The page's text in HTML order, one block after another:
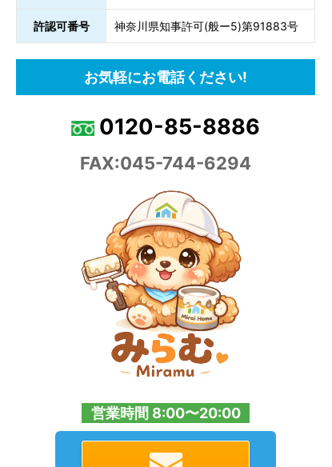
許認可番号 神奈川県知事許可(般ー5)第91883号
お気軽にお電話ください!
0120-85-8886
FAX:045-744-6294
営業時間 8:00〜20:00